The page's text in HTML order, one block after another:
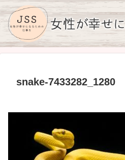
snake-7433282_1280